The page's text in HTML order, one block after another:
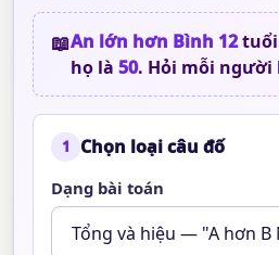
📖An lớn hơn Bình 12
họ là 50. Hỏi mỗi người
1 Chọn loại câu đố
Dạng bài toán